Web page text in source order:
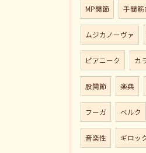
MP関節 手間筋
ムジカノーヴァ
ピアニーク カ
股関節 楽典
フーガ ベルク
音楽性 ギロッ